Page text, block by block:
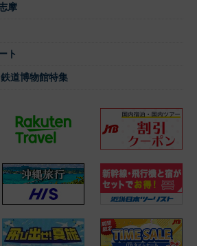
摩
ト
道博物館特集